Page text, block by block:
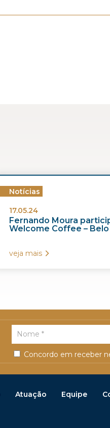
Notícias
17.05.24
Fernando Moura
Welcome Coffee –
veja mais
Concordo em receber
Atuação Equipe